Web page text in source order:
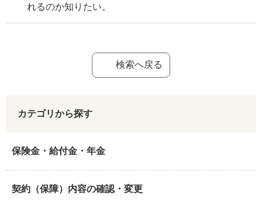
れるのか知りたい。
検索へ戻る
カテゴリから探す
保険金・給付金・年金
契約（保障）内容の確認・変更